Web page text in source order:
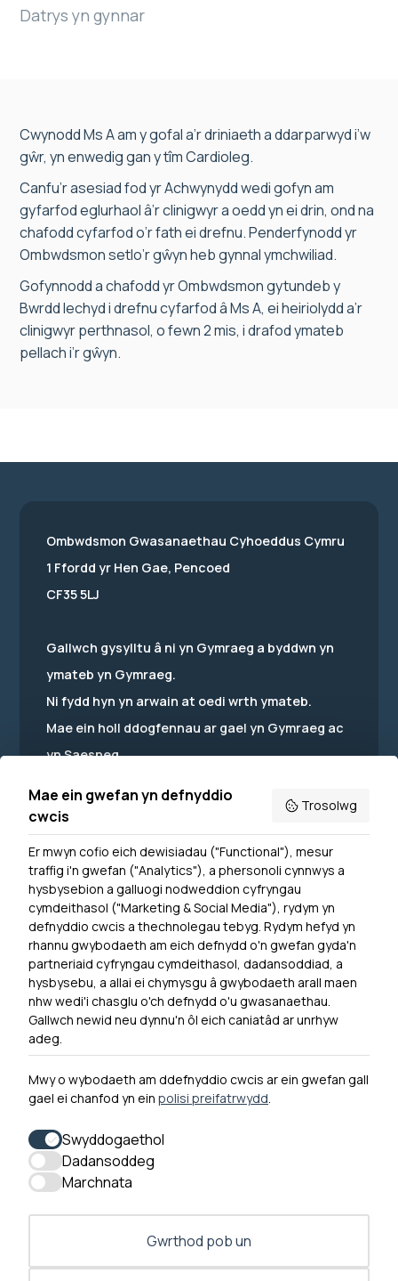
Datrys yn gynnar
Cwynodd Ms A am y gofal a’r driniaeth a ddarparwyd i’w
gŵr, yn enwedig gan y tîm Cardioleg.
Canfu’r asesiad fod yr Achwynydd wedi gofyn am
gyfarfod eglurhaol â’r clinigwyr a oedd yn ei drin, ond na
chafodd cyfarfod o’r fath ei drefnu. Penderfynodd yr
Ombwdsmon setlo’r gŵyn heb gynnal ymchwiliad.
Gofynnodd a chafodd yr Ombwdsmon gytundeb y
Bwrdd Iechyd i drefnu cyfarfod â Ms A, ei heiriolydd a’r
clinigwyr perthnasol, o fewn 2 mis, i drafod ymateb
pellach i’r gŵyn.
Dewislen Troedyn
Newyddion
Ymuno â ni
Hygyrchedd
Hysbysiad Preifatrwydd
Cysylltu â ni
0300 790 0203 Mae ein llinell ffôn ar agor rhwng 10yb-
4yp Dydd Llun - Dydd Gwener
Ombwdsmon Gwasanaethau Cyhoeddus Cymru
1 Ffordd yr Hen Gae, Pencoed
CF35 5LJ
Gallwch gysylltu â ni yn Gymraeg a byddwn yn
ymateb yn Gymraeg.
Ni fydd hyn yn arwain at oedi wrth ymateb.
Mae ein holl ddogfennau ar gael yn Gymraeg ac
yn Saesneg.
Powered by Translate
Mae ein gwefan yn defnyddio
cwcis
Trosolwg
Er mwyn cofio eich dewisiadau ("Functional"), mesur
traffig i'n gwefan ("Analytics"), a phersonoli cynnwys a
hysbysebion a galluogi nodweddion cyfryngau
cymdeithasol ("Marketing & Social Media"), rydym yn
defnyddio cwcis a thechnolegau tebyg. Rydym hefyd yn
rhannu gwybodaeth am eich defnydd o'n gwefan gyda'n
partneriaid cyfryngau cymdeithasol, dadansoddiad, a
hysbysebu, a allai ei chymysgu â gwybodaeth arall maen
nhw wedi'i chasglu o'ch defnydd o'u gwasanaethau.
Gallwch newid neu dynnu'n ôl eich caniatâd ar unrhyw
adeg.
Mwy o wybodaeth am ddefnyddio cwcis ar ein gwefan gall
gael ei chanfod yn ein polisi preifatrwydd.
Swyddogaethol
Dadansoddeg
Marchnata
Gwrthod pob un